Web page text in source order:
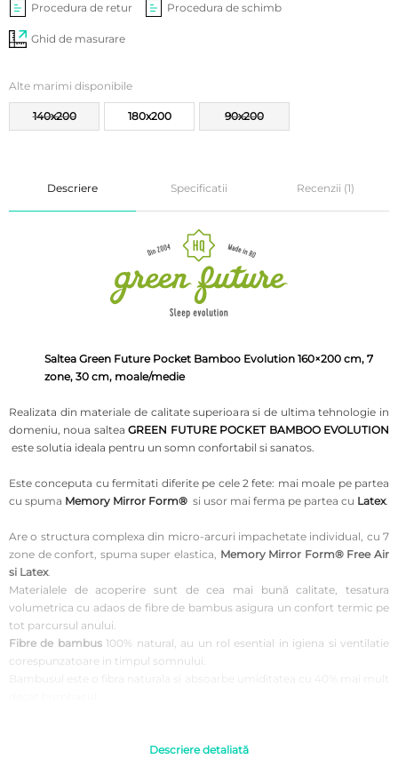
Procedura de retur Procedura de schimb
Ghid de masurare
Alte marimi disponibile
140x200 180x200 90x200
Descriere Specificatii Recenzii (1)
Saltea Green Future Pocket Bamboo Evolution 160×200 cm, 7
zone, 30 cm, moale/medie
Realizata din materiale de calitate superioara si de ultima tehnologie in
domeniu, noua salteaGREEN FUTURE POCKET BAMBOO EVOLUTION
este solutia ideala pentru un somn confortabil si sanatos.
Este conceputa cu fermitati diferite pe cele 2 fete: mai moale pe partea
cu spuma Memory Mirror Form® si usor mai ferma pe partea cu Latex.
Are o structura complexa din micro-arcuri impachetate individual, cu 7
zone de confort, spuma super elastica, Memory Mirror Form®Free Air
si Latex.
Materialele de acoperire sunt de cea mai bună calitate, tesatura
volumetrica cu adaos de fibre de bambus asigura un confort termic pe
tot parcursul anului.
Fibre de bambus100% natural, au un rol esential in igiena si ventilatie
corespunzatoare in timpul somnului.
sapte zone de confort, acoperite decocos pentru o sustinere corecta si
Descriere detaliată